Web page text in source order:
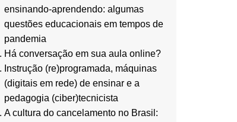
ensinando-aprendendo: algumas
questões educacionais em tempos de
pandemia
Há conversação em sua aula online?
Instrução (re)programada, máquinas
(digitais em rede) de ensinar e a
pedagogia (ciber)tecnicista
A cultura do cancelamento no Brasil: